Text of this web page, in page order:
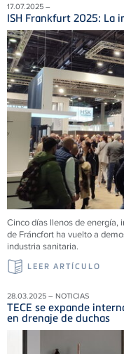
17.07.2025 –
ISH Frankfurt 2025: La
Cinco días llenos de energía,
de Fráncfort ha vuelto a
industria sanitaria.
LEER ARTÍCULO
28.03.2025 – NOTICIAS
TECE se expande
en drenaje de duchas